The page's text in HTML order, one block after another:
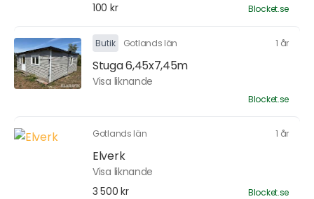
100 kr
Blocket.se
Butik Gotlands län 1 år
Stuga 6,45x7,45m
Visa liknande
Blocket.se
Gotlands län 1 år
Elverk
Visa liknande
3 500 kr
Blocket.se